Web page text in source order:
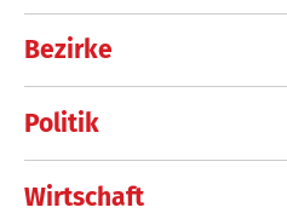
Bezirke
Politik
Wirtschaft